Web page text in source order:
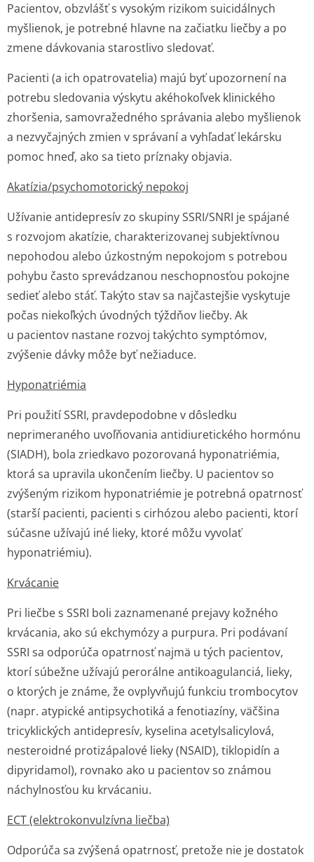
Pacientov, obzvlášť s vysokým rizikom suicidálnych
myšlienok, je potrebné hlavne na začiatku liečby a po
zmene dávkovania starostlivo sledovať.
Pacienti (a ich opatrovatelia) majú byť upozornení na
potrebu sledovania výskytu akéhokoľvek klinického
zhoršenia, samovražedného správania alebo myšlienok
a nezvyčajných zmien v správaní a vyhľadať lekársku
pomoc hneď, ako sa tieto príznaky objavia.
Akatízia/psycho­motorický nepokoj
Užívanie antidepresív zo skupiny SSRI/SNRI je spájané
s rozvojom akatízie, charakterizovanej subjektívnou
nepohodou alebo úzkostným nepokojom s potrebou
pohybu často sprevádzanou neschopnosťou pokojne
sedieť alebo stáť. Takýto stav sa najčastejšie vyskytuje
počas niekoľkých úvodných týždňov liečby. Ak
u pacientov nastane rozvoj takýchto symptómov,
zvýšenie dávky môže byť nežiaduce.
Hyponatriémia
Pri použití SSRI, pravdepodobne v dôsledku
neprimeraného uvoľňovania antidiuretického hormónu
(SIADH), bola zriedkavo pozorovaná hyponatriémia,
ktorá sa upravila ukončením liečby. U pacientov so
zvýšeným rizikom hyponatriémie je potrebná opatrnosť
(starší pacienti, pacienti s cirhózou alebo pacienti, ktorí
súčasne užívajú iné lieky, ktoré môžu vyvolať
hyponatriémiu).
Krvácanie
Pri liečbe s SSRI boli zaznamenané prejavy kožného
krvácania, ako sú ekchymózy a purpura. Pri podávaní
SSRI sa odporúča opatrnosť najmä u tých pacientov,
ktorí súbežne užívajú perorálne antikoagulanciá, lieky,
o ktorých je známe, že ovplyvňujú funkciu trombocytov
(napr. atypické antipsychotiká a fenotiazíny, väčšina
tricyklických antidepresív, kyselina acetylsalicylová,
nesteroidné protizápalové lieky (NSAID), tiklopidín a
dipyridamol), rovnako ako u pacientov so známou
náchylnosťou ku krvácaniu.
ECT (elektrokonvulzívna liečba)
Odporúča sa zvýšená opatrnosť, pretože nie je dostatok